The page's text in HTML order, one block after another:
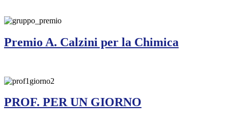
Premio A. Calzini per la Chimica
PROF. PER UN GIORNO